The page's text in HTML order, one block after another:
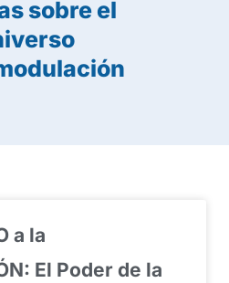
sobre el
a la
El Poder de la